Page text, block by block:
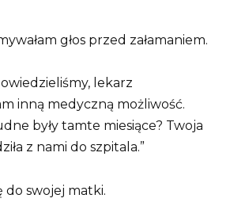
głos przed załamaniem.
lekarz
inną medyczną możliwość.
były tamte miesiące? Twoja
z nami do szpitala.”
do swojej matki.